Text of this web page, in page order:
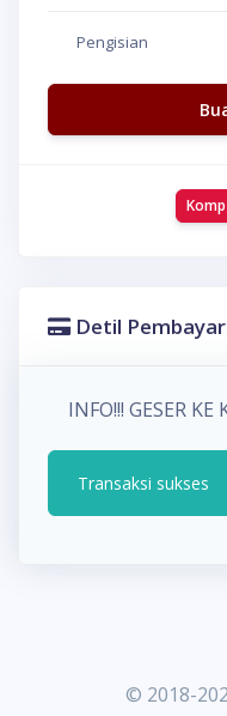
Pengisian
Detil
INFO!!! GESER
Transaksi sukses
© 2018-